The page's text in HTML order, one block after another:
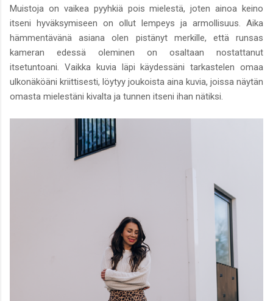
Muistoja on vaikea pyyhkiä pois mielestä, joten ainoa keino
itseni hyväksymiseen on ollut lempeys ja armollisuus. Aika
hämmentävänä asiana olen pistänyt merkille, että runsas
kameran edessä oleminen on osaltaan nostattanut
itsetuntoani. Vaikka kuvia läpi käydessäni tarkastelen omaa
ulkonäköäni kriittisesti, löytyy joukoista aina kuvia, joissa näytän
omasta mielestäni kivalta ja tunnen itseni ihan nätiksi.